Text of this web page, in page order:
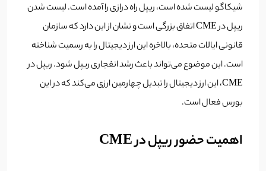
شیکاگو لیست شده است، ریپل راه درازی را آمده است. لیست شدن
ریپل در CME اتفاق بزرگی است و نشان از این دارد که سازمان
قانونی ایالات متحده، بالاخره این ارز دیجیتال را به رسمیت شناخته
است. این موضوع می‌تواند باعث رشد انفجاری ریپل شود. ریپل در
CME، این ارز دیجیتال را تبدیل چهارمین ارزی می‌کند که در این
بورس فعال است.
اهمیت حضور ریپل در CME